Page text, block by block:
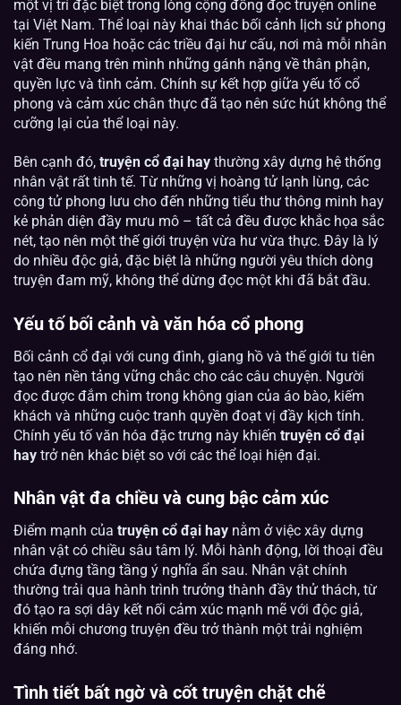
một vị trí đặc biệt trong lòng cộng đồng đọc truyện online
tại Việt Nam. Thể loại này khai thác bối cảnh lịch sử phong
kiến Trung Hoa hoặc các triều đại hư cấu, nơi mà mỗi nhân
vật đều mang trên mình những gánh nặng về thân phận,
quyền lực và tình cảm. Chính sự kết hợp giữa yếu tố cổ
phong và cảm xúc chân thực đã tạo nên sức hút không thể
cưỡng lại của thể loại này.
Bên cạnh đó, truyện cổ đại hay thường xây dựng hệ thống
nhân vật rất tinh tế. Từ những vị hoàng tử lạnh lùng, các
công tử phong lưu cho đến những tiểu thư thông minh hay
kẻ phản diện đầy mưu mô – tất cả đều được khắc họa sắc
nét, tạo nên một thế giới truyện vừa hư vừa thực. Đây là lý
do nhiều độc giả, đặc biệt là những người yêu thích dòng
truyện đam mỹ, không thể dừng đọc một khi đã bắt đầu.
Yếu tố bối cảnh và văn hóa cổ phong
Bối cảnh cổ đại với cung đình, giang hồ và thế giới tu tiên
tạo nên nền tảng vững chắc cho các câu chuyện. Người
đọc được đắm chìm trong không gian của áo bào, kiếm
khách và những cuộc tranh quyền đoạt vị đầy kịch tính.
Chính yếu tố văn hóa đặc trưng này khiến truyện cổ đại
hay trở nên khác biệt so với các thể loại hiện đại.
Nhân vật đa chiều và cung bậc cảm xúc
Điểm mạnh của truyện cổ đại hay nằm ở việc xây dựng
nhân vật có chiều sâu tâm lý. Mỗi hành động, lời thoại đều
chứa đựng tầng tầng ý nghĩa ẩn sau. Nhân vật chính
thường trải qua hành trình trưởng thành đầy thử thách, từ
đó tạo ra sợi dây kết nối cảm xúc mạnh mẽ với độc giả,
khiến mỗi chương truyện đều trở thành một trải nghiệm
đáng nhớ.
Tình tiết bất ngờ và cốt truyện chặt chẽ